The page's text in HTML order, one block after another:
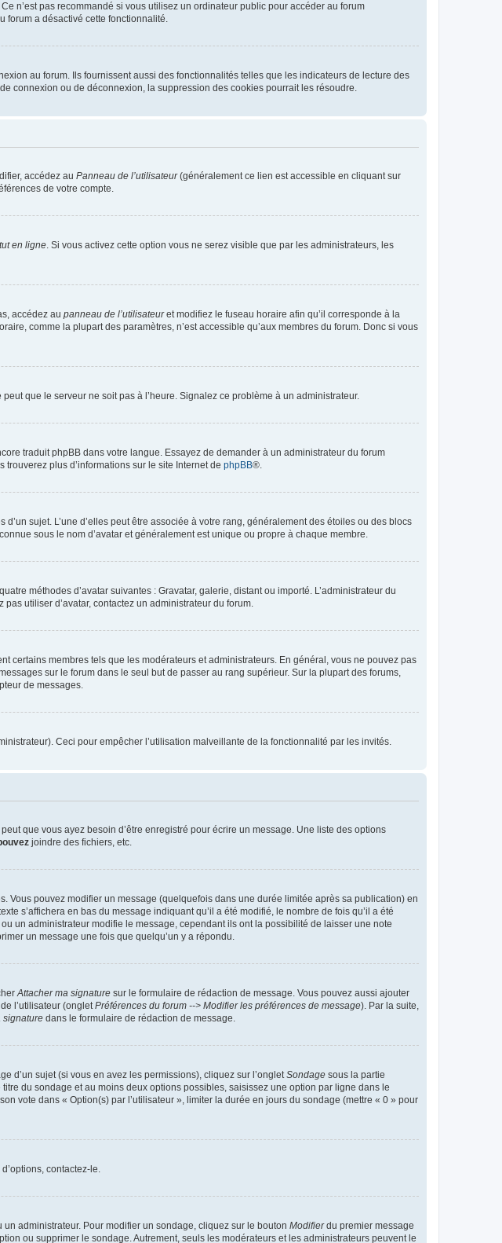
n’est pas recommandé si vous utilisez un ordinateur public pour accéder au forum
forum a désactivé cette fonctionnalité.
au forum. Ils fournissent aussi des fonctionnalités telles que les indicateurs de lecture des
connexion ou de déconnexion, la suppression des cookies pourrait les résoudre.
accédez au Panneau de l’utilisateur(généralement ce lien est accessible en cliquant sur
de votre compte.
en ligne. Si vous activez cette option vous ne serez visible que par les administrateurs, les
accédez au panneau de l’utilisateuret modifiez le fuseau horaire afin qu’il corresponde à la
comme la plupart des paramètres, n’est accessible qu’aux membres du forum. Donc si vous
que le serveur ne soit pas à l’heure. Signalez ce problème à un administrateur.
traduit phpBB dans votre langue. Essayez de demander à un administrateur du forum
plus d’informations sur le site Internet de phpBB®.
sujet. L’une d’elles peut être associée à votre rang, généralement des étoiles ou des blocs
sous le nom d’avatar et généralement est unique ou propre à chaque membre.
méthodes d’avatar suivantes : Gravatar, galerie, distant ou importé. L’administrateur du
utiliser d’avatar, contactez un administrateur du forum.
certains membres tels que les modérateurs et administrateurs. En général, vous ne pouvez pas
sur le forum dans le seul but de passer au rang supérieur. Sur la plupart des forums,
de messages.
Ceci pour empêcher l’utilisation malveillante de la fonctionnalité par les invités.
que vous ayez besoin d’être enregistré pour écrire un message. Une liste des options
joindre des fichiers, etc.
Vous pouvez modifier un message (quelquefois dans une durée limitée après sa publication) en
s’affichera en bas du message indiquant qu’il a été modifié, le nombre de fois qu’il a été
un administrateur modifie le message, cependant ils ont la possibilité de laisser une note
un message une fois que quelqu’un y a répondu.
Attacher ma signature sur le formulaire de rédaction de message. Vous pouvez aussi ajouter
l’utilisateur (ongletPréférences du forum --> Modifier les préférences de message). Par la suite,
signature dans le formulaire de rédaction de message.
d’un sujet (si vous en avez les permissions), cliquez sur l’ongletSondage sous la partie
du sondage et au moins deux options possibles, saisissez une option par ligne dans le
vote dans « Option(s) par l’utilisateur », limiter la durée en jours du sondage (mettre « 0 » pour
contactez-le.
administrateur. Pour modifier un sondage, cliquez sur le bouton Modifierdu premier message
ou supprimer le sondage. Autrement, seuls les modérateurs et les administrateurs peuvent le